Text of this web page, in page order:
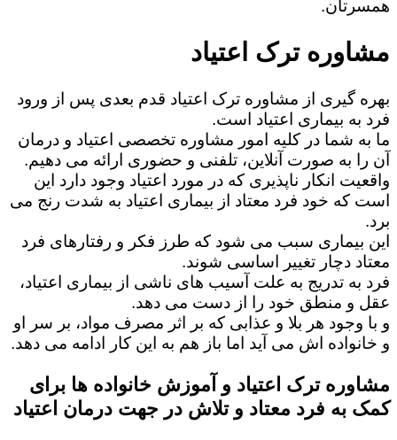
همسرتان.
مشاوره ترک اعتیاد
بهره گیری از مشاوره ترک اعتیاد قدم بعدی پس از ورود
فرد به بیماری اعتیاد است.
ما به شما در کلیه امور مشاوره تخصصی اعتیاد و درمان
آن را به صورت آنلاین، تلفنی و حضوری ارائه می دهیم.
واقعیت انکار ناپذیری که در مورد اعتیاد وجود دارد این
است که خود فرد معتاد از بیماری اعتیاد به شدت رنج می
برد.
این بیماری سبب می شود که طرز فکر و رفتارهای فرد
معتاد دچار تغییر اساسی شوند.
فرد به تدریج به علت آسیب های ناشی از بیماری اعتیاد،
عقل و منطق خود را از دست می دهد.
و با وجود هر بلا و عذابی که بر اثر مصرف مواد، بر سر او
و خانواده اش می آید اما باز هم به این کار ادامه می دهد.
مشاوره ترک اعتیاد و آموزش خانواده ها برای
کمک به فرد معتاد و تلاش در جهت درمان اعتیاد